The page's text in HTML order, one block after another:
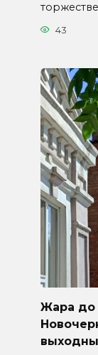
43
Жара до